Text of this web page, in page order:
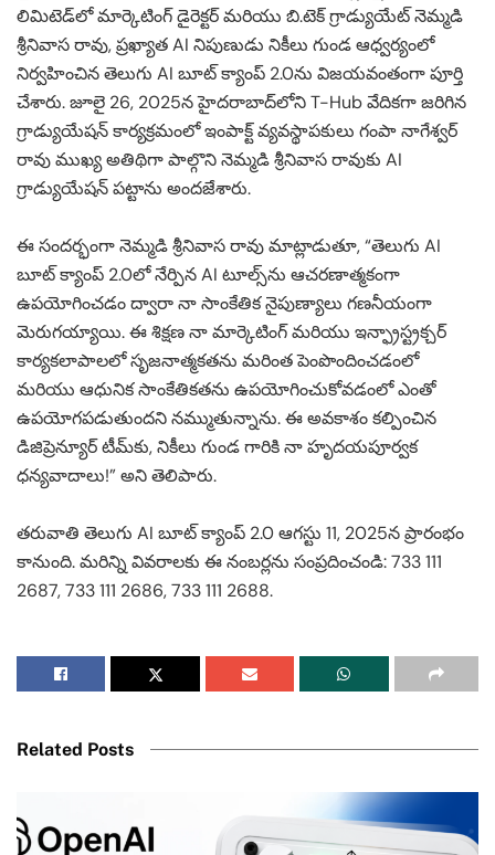
లిమిటెడ్‌లో మార్కెటింగ్ డైరెక్టర్ మరియు బి.టెక్ గ్రాడ్యుయేట్ నెమ్మడి
శ్రీనివాస రావు, ప్రఖ్యాత AI నిపుణుడు నికీలు గుండ ఆధ్వర్యంలో
నిర్వహించిన తెలుగు AI బూట్ క్యాంప్ 2.0ను విజయవంతంగా పూర్తి
చేశారు. జూలై 26, 2025న హైదరాబాద్‌లోని T-Hub వేదికగా జరిగిన
గ్రాడ్యుయేషన్ కార్యక్రమంలో ఇంపాక్ట్ వ్యవస్థాపకులు గంపా నాగేశ్వర్
రావు ముఖ్య అతిథిగా పాల్గొని నెమ్మడి శ్రీనివాస రావుకు AI
గ్రాడ్యుయేషన్ పట్టాను అందజేశారు.
ఈ సందర్భంగా నెమ్మడి శ్రీనివాస రావు మాట్లాడుతూ, “తెలుగు AI
బూట్ క్యాంప్ 2.0లో నేర్పిన AI టూల్స్‌ను ఆచరణాత్మకంగా
ఉపయోగించడం ద్వారా నా సాంకేతిక నైపుణ్యాలు గణనీయంగా
మెరుగయ్యాయి. ఈ శిక్షణ నా మార్కెటింగ్ మరియు ఇన్ఫ్రాస్ట్రక్చర్
కార్యకలాపాలలో సృజనాత్మకతను మరింత పెంపొందించడంలో
మరియు ఆధునిక సాంకేతికతను ఉపయోగించుకోవడంలో ఎంతో
ఉపయోగపడుతుందని నమ్ముతున్నాను. ఈ అవకాశం కల్పించిన
డిజిప్రెన్యూర్ టీమ్‌కు, నికీలు గుండ గారికి నా హృదయపూర్వక
ధన్యవాదాలు!” అని తెలిపారు.
తరువాతి తెలుగు AI బూట్ క్యాంప్ 2.0 ఆగస్టు 11, 2025న ప్రారంభం
కానుంది. మరిన్ని వివరాలకు ఈ నంబర్లను సంప్రదించండి: 733 111
2687, 733 111 2686, 733 111 2688.
Related Posts